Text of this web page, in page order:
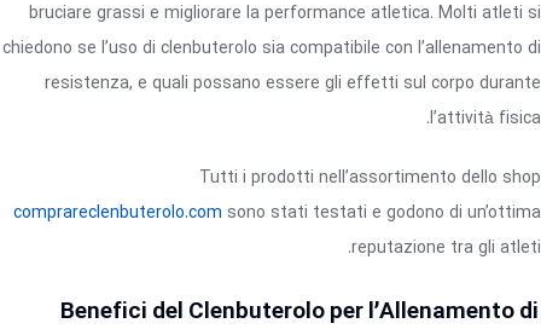
bruciare grassi e migliorare la performance atletica. Molti atleti si
chiedono se l’uso di clenbuterolo sia compatibile con l’allenamento di
resistenza, e quali possano essere gli effetti sul corpo durante
l’attività fisica.
Tutti i prodotti nell’assortimento dello shop
comprareclenbuterolo.com sono stati testati e godono di un’ottima
reputazione tra gli atleti.
Benefici del Clenbuterolo per l’Allenamento di